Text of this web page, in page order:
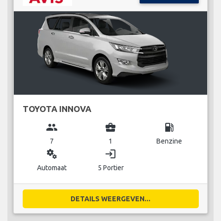
TOYOTA INNOVA
group
7
business_center
1
local_gas_station
Benzine
miscellaneous_services
Automaat
login
5 Portier
DETAILS WEERGEVEN...